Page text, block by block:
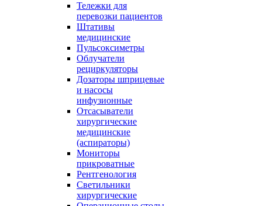
Тележки для
перевозки пациентов
Штативы
медицинские
Пульсоксиметры
Облучатели
рециркуляторы
Дозаторы шприцевые
и насосы
инфузионные
Отсасыватели
хирургические
медицинские
(аспираторы)
Мониторы
прикроватные
Рентгенология
Светильники
хирургические